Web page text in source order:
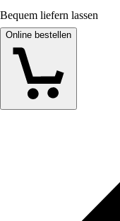
Bequem liefern lassen
Online bestellen